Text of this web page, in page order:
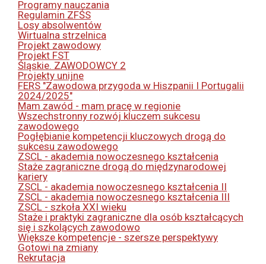
Programy nauczania
Regulamin ZFŚS
Losy absolwentów
Wirtualna strzelnica
Projekt zawodowy
Projekt FST
Śląskie. ZAWODOWCY 2
Projekty unijne
FERS "Zawodowa przygoda w Hiszpanii I Portugalii
2024/2025"
Mam zawód - mam pracę w regionie
Wszechstronny rozwój kluczem sukcesu
zawodowego
Pogłębianie kompetencji kluczowych drogą do
sukcesu zawodowego
ZSCL - akademia nowoczesnego kształcenia
Staże zagraniczne drogą do międzynarodowej
kariery
ZSCL - akademia nowoczesnego kształcenia II
ZSCL - akademia nowoczesnego kształcenia III
ZSCL - szkoła XXI wieku
Staże i praktyki zagraniczne dla osób kształcących
się i szkolących zawodowo
Większe kompetencje - szersze perspektywy
Gotowi na zmiany
Rekrutacja